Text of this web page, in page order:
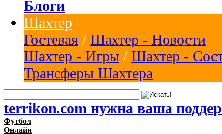
Блоги
Шахтер
Гостевая / Шахтер - Новости
Шахтер - Игры / Шахтер -
Трансферы Шахтера
terrikon.com нужна ваша
Футбол
Онлайн